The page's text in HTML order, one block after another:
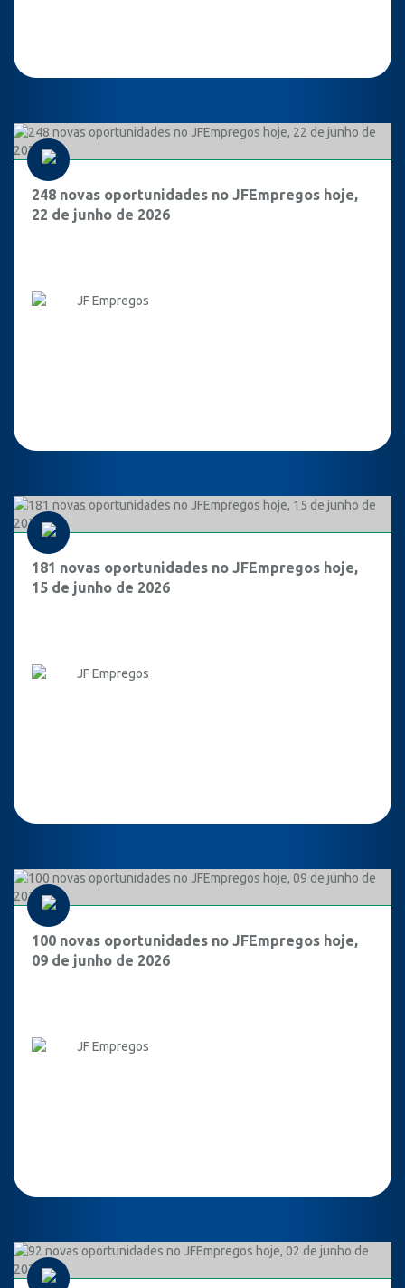
248 novas oportunidades no JFEmpregos hoje,
22 de junho de 2026
JF Empregos
181 novas oportunidades no JFEmpregos hoje,
15 de junho de 2026
JF Empregos
100 novas oportunidades no JFEmpregos hoje,
09 de junho de 2026
JF Empregos